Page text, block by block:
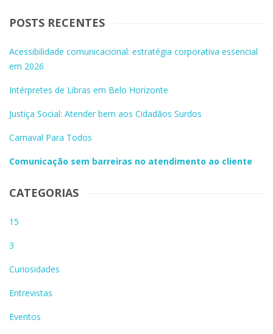
POSTS RECENTES
Acessibilidade comunicacional: estratégia corporativa essencial
em 2026
Intérpretes de Libras em Belo Horizonte
Justiça Social: Atender bem aos Cidadãos Surdos
Carnaval Para Todos
Comunicação sem barreiras no atendimento ao cliente
CATEGORIAS
15
3
Curiosidades
Entrevistas
Eventos